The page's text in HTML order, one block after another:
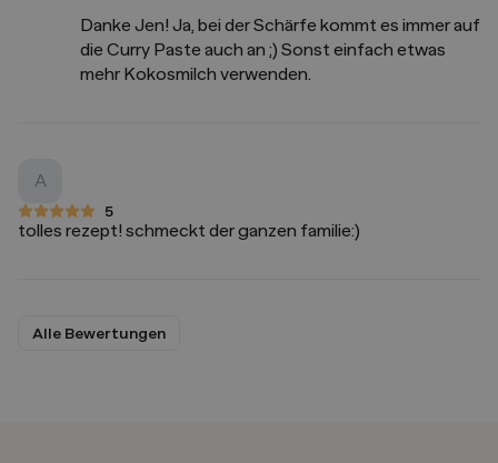
Danke Jen! Ja, bei der Schärfe kommt es immer auf
die Curry Paste auch an ;) Sonst einfach etwas
mehr Kokosmilch verwenden.
A
5
5 von 5 Sternen
tolles rezept! schmeckt der ganzen familie:)
Alle Bewertungen